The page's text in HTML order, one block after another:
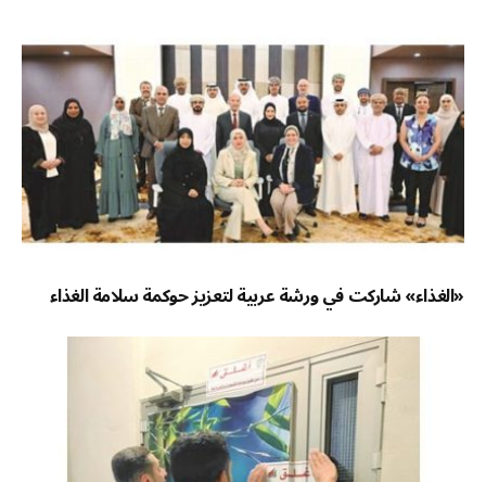
«الغذاء» شاركت في ورشة عربية لتعزيز حوكمة سلامة الغذاء